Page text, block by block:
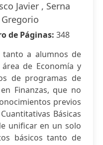
Javier , Serna
Gregorio
de Páginas: 348
a alumnos de
de Economía y
de programas de
Finanzas, que no
previos
Básicas
unificar en un solo
básicos tanto de